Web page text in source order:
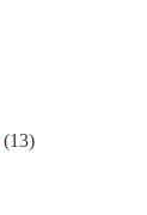
(13)